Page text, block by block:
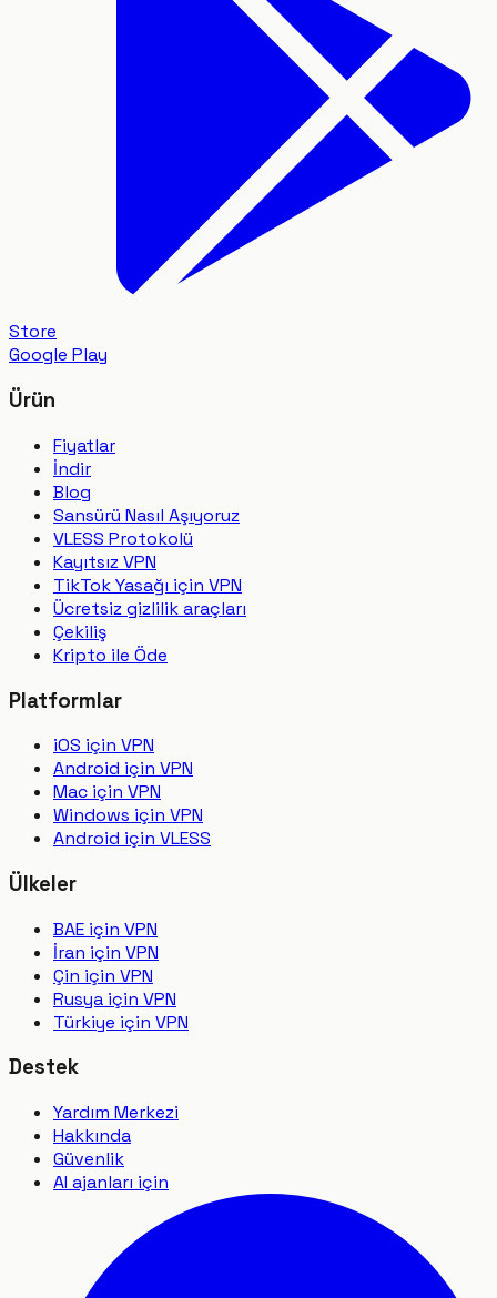
Store
Google Play
Ürün
Fiyatlar
İndir
Blog
Sansürü Nasıl Aşıyoruz
VLESS Protokolü
Kayıtsız VPN
TikTok Yasağı için VPN
Ücretsiz gizlilik araçları
Çekiliş
Kripto ile Öde
Platformlar
iOS için VPN
Android için VPN
Mac için VPN
Windows için VPN
Android için VLESS
Ülkeler
BAE için VPN
İran için VPN
Çin için VPN
Rusya için VPN
Türkiye için VPN
Destek
Yardım Merkezi
Hakkında
Güvenlik
AI ajanları için